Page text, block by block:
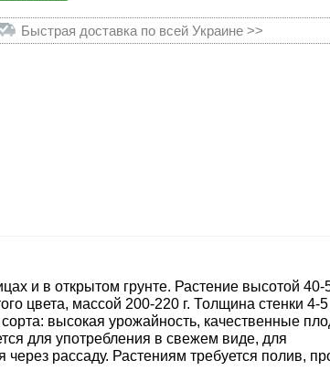
Быстрая доставка по всей Украине >>
и в открытом грунте. Растение высотой 40-
цвета, массой 200-220 г. Толщина стенки 4-
высокая урожайность, качественные
для употребления в свежем виде, для
рассаду. Растениям требуется полив,